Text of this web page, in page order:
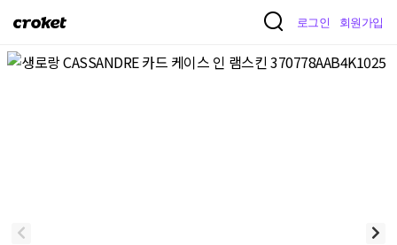
크
켓
로그인 회원가입